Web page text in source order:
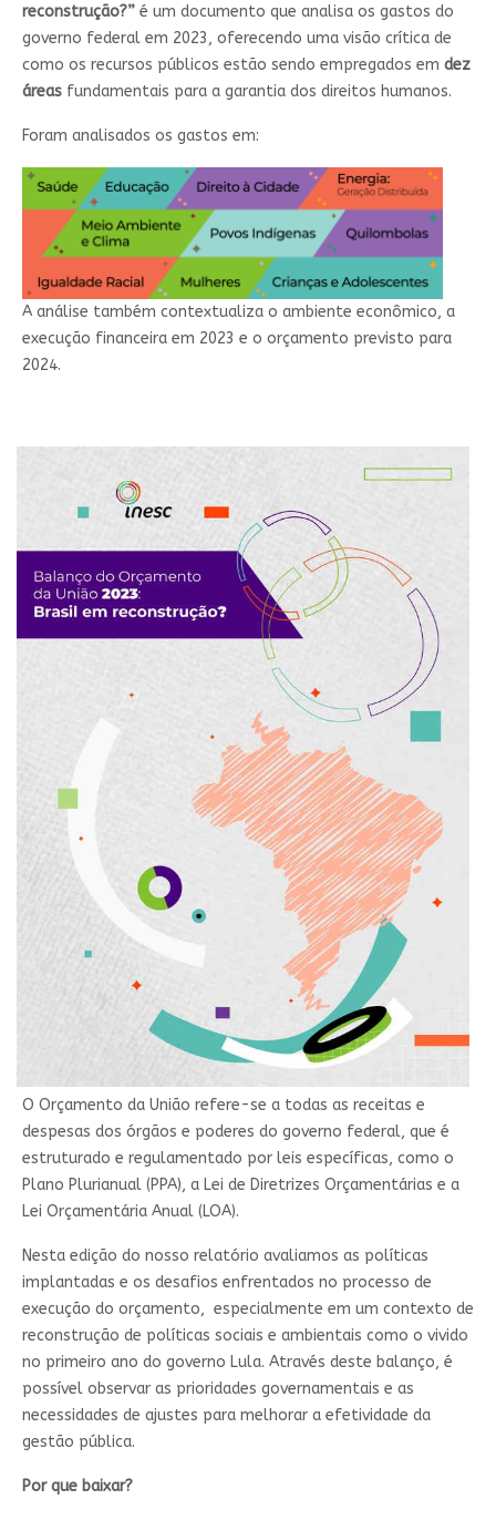
reconstrução?”é um documento que analisa os gastos do
governo federal em 2023, oferecendo uma visão crítica de
como os recursos públicos estão sendo empregados em dez
áreasfundamentais para a garantia dos direitos humanos.
Foram analisados os gastos em:
A análise também contextualiza o ambiente econômico, a
execução financeira em 2023 e o orçamento previsto para
2024.
O Orçamento da União refere-se a todas as receitas e
despesas dos órgãos e poderes do governo federal, que é
estruturado e regulamentado por leis específicas, como o
Plano Plurianual (PPA), a Lei de Diretrizes Orçamentárias e a
Lei Orçamentária Anual (LOA).
Nesta edição do nosso relatório avaliamos as políticas
implantadas e os desafios enfrentados no processo de
execução do orçamento, especialmente em um contexto de
reconstrução de políticas sociais e ambientais como o vivido
no primeiro ano do governo Lula. Através deste balanço, é
possível observar as prioridades governamentais e as
necessidades de ajustes para melhorar a efetividade da
gestão pública.
Por que baixar?